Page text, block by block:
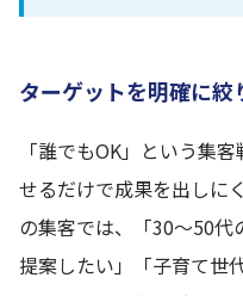
ターゲットを明確に絞
「誰でもOK」という集
せるだけで成果を出しに
の集客では、「30〜50代
提案したい」「子育て世